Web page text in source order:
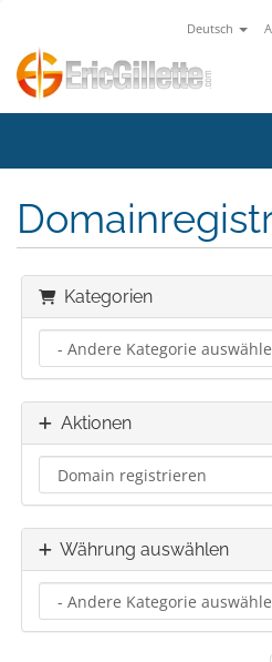
Deutsch
Kategorien
Aktionen
Währung auswählen